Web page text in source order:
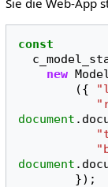
Sie die Web-App
const
new
({
document .
document .
});